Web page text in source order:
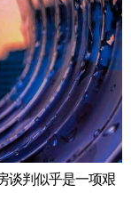
谈判似乎是一项艰